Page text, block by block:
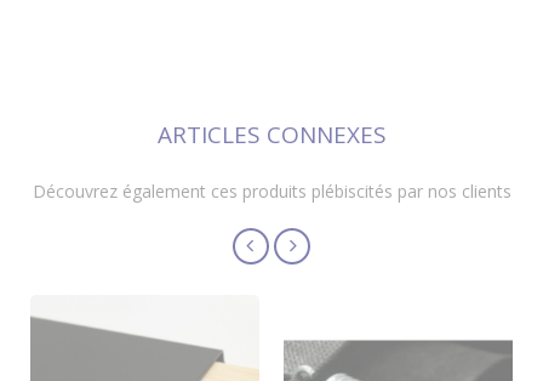
ARTICLES CONNEXES
Découvrez également ces produits plébiscités par nos clients